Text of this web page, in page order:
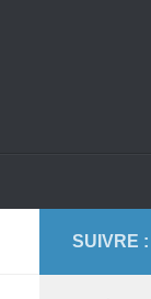
SUIVRE :